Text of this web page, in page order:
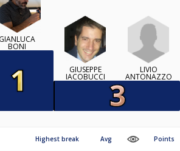
GIANLUCA
BONI
GIUSEPPE
IACOBUCCI
LIVIO
ANTONAZZO
Highest break Avg Points